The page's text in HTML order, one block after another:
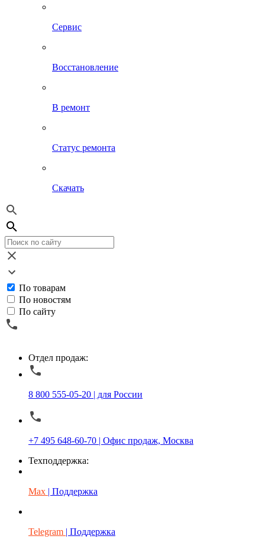
Сервис
Восстановление
В ремонт
Статус ремонта
Скачать
По товарам
По новостям
По сайту
Отдел продаж:
8 800 555-05-20 | для России
+7 495 648-60-70 | Офис продаж, Москва
Техподдержка:
Max | Поддержка
Telegram | Поддержка